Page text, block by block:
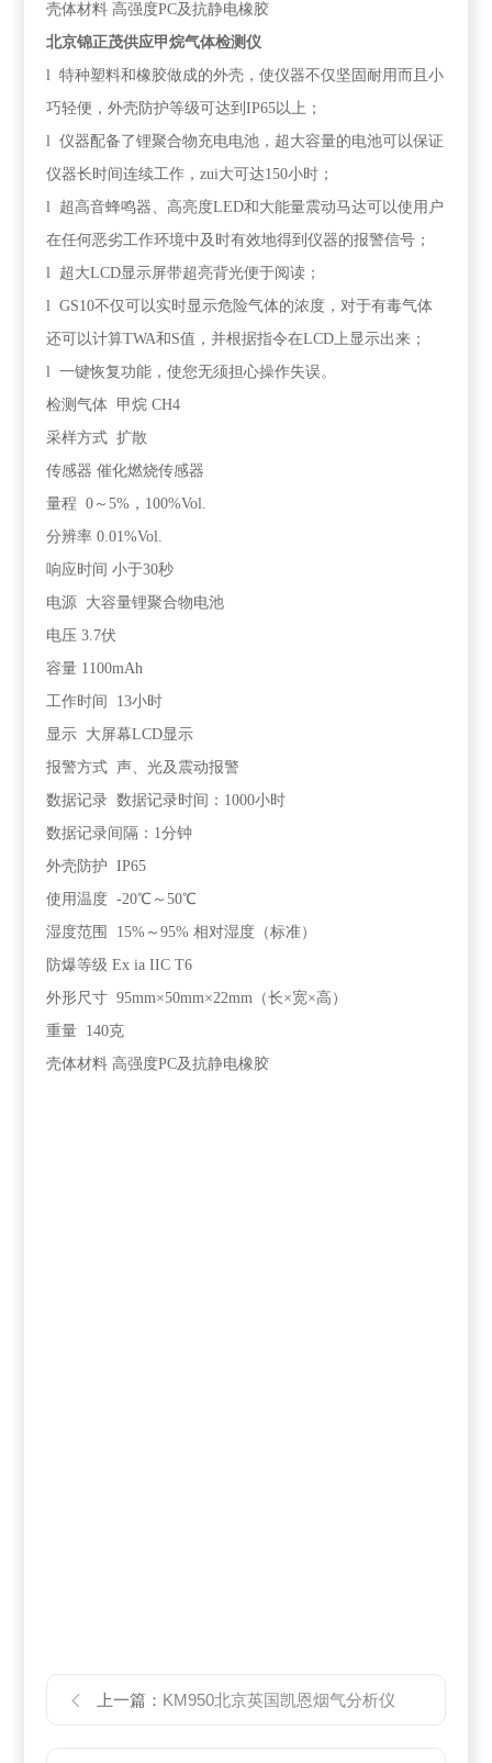
壳体材料 高强度PC及抗静电橡胶
北京锦正茂供应甲烷气体检测仪
l 特种塑料和橡胶做成的外壳，使仪器不仅坚固耐用而且小
巧轻便，外壳防护等级可达到IP65以上；
l 仪器配备了锂聚合物充电电池，超大容量的电池可以保证
仪器长时间连续工作，zui大可达150小时；
l 超高音蜂鸣器、高亮度LED和大能量震动马达可以使用户
在任何恶劣工作环境中及时有效地得到仪器的报警信号；
l 超大LCD显示屏带超亮背光便于阅读；
l GS10不仅可以实时显示危险气体的浓度，对于有毒气体
还可以计算TWA和S值，并根据指令在LCD上显示出来；
l 一键恢复功能，使您无须担心操作失误。
检测气体 甲烷 CH4
采样方式 扩散
传感器 催化燃烧传感器
量程 0～5%，100%Vol.
分辨率 0.01%Vol.
响应时间 小于30秒
电源 大容量锂聚合物电池
电压 3.7伏
容量 1100mAh
工作时间 13小时
显示 大屏幕LCD显示
报警方式 声、光及震动报警
数据记录 数据记录时间：1000小时
数据记录间隔：1分钟
外壳防护 IP65
使用温度 -20℃～50℃
湿度范围 15%～95% 相对湿度（标准）
防爆等级 Ex ia IIC T6
外形尺寸 95mm×50mm×22mm（长×宽×高）
重量 140克
壳体材料 高强度PC及抗静电橡胶
上一篇： KM950北京英国凯恩烟气分析仪